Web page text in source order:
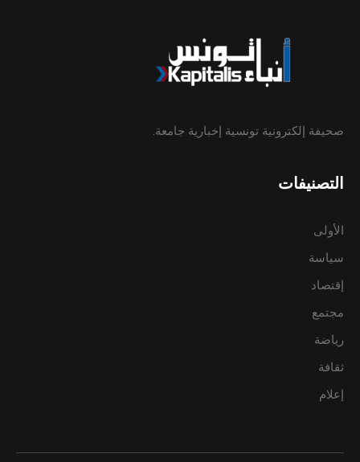
صحيفة إلكترونية تونسية إخبارية جامعة.
التصنيفات
الأولى
سياسة
إقتصاد
مجتمع
رياضة
ثقافة
إعلام